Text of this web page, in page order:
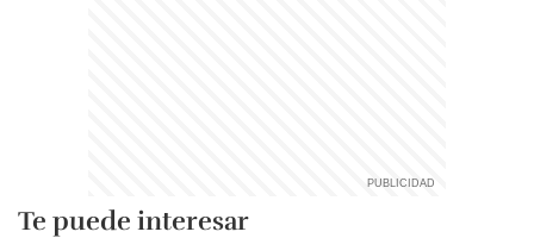
Te puede interesar